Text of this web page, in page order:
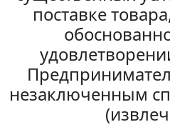
поставке
незаключенным